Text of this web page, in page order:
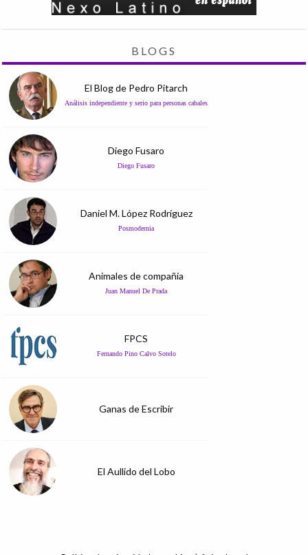
BLOGS
El Blog de Pedro Pitarch
Análisis independiente y serio para personas cabales
Diego Fusaro
Diego Fusaro
Daniel M. López Rodríguez
Posmodernia
Animales de compañía
Juan Manuel De Prada
FPCS
Fernando Pino Calvo Sotelo
Ganas de Escribir
El Aullido del Lobo